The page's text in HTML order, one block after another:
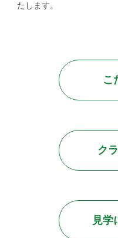
たします。
こ
ク
見